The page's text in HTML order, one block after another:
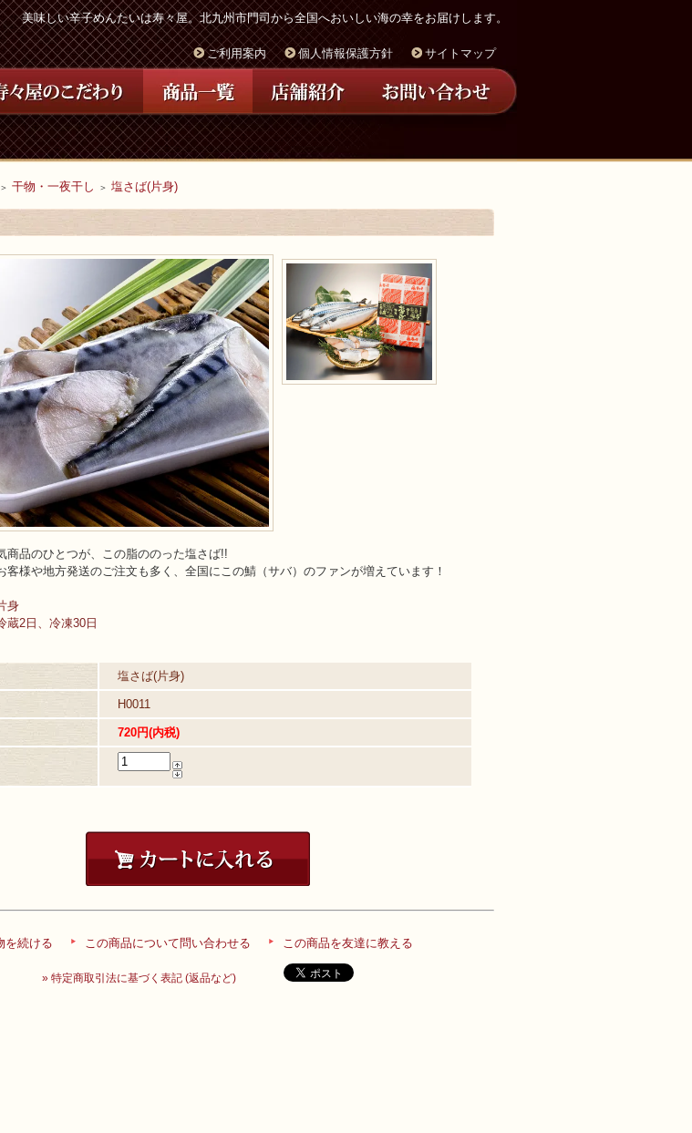
美味しい辛子めんたいは寿々屋。北九州市門司から全国へおいしい海の幸をお届けします。
ご利用案内 個人情報保護方針 サイトマップ
＞ 干物・一夜干し ＞ 塩さば(片身)
商品のひとつが、この脂ののった塩さば!!
客様や地方発送のご注文も多く、全国にこの鯖（サバ）のファンが増えています！
身
蔵2日、冷凍30日
塩さば(片身)
H0011
720円(内税)
を続ける この商品について問い合わせる この商品を友達に教える
» 特定商取引法に基づく表記 (返品など)